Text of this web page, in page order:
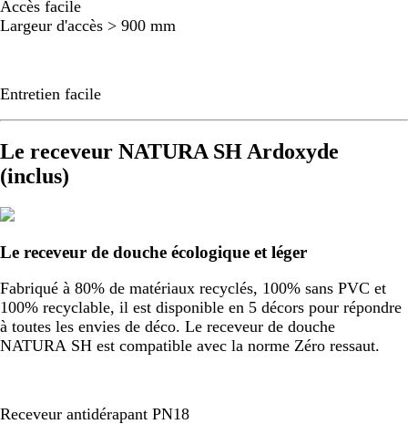
Accès facile
Largeur d'accès > 900 mm
Entretien facile
Le receveur NATURA SH Ardoxyde
(inclus)
Le receveur de douche écologique et léger
Fabriqué à 80% de matériaux recyclés, 100% sans PVC et
100% recyclable, il est disponible en 5 décors pour répondre
à toutes les envies de déco. Le receveur de douche
NATURA SH est compatible avec la norme Zéro ressaut.
Receveur antidérapant PN18